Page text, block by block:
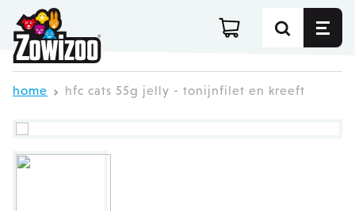
Ga direct door naar de inhoud
home hfc cats 55g jelly - tonijnfilet en kreeft